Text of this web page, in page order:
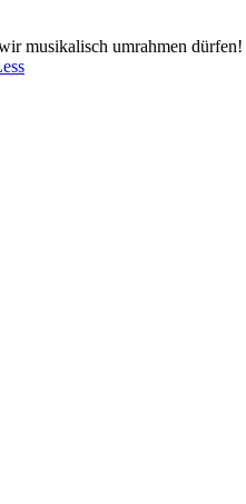
musikalisch umrahmen dürfen!